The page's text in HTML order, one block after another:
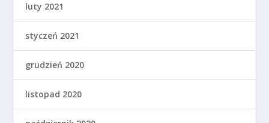
luty 2021
styczeń 2021
grudzień 2020
listopad 2020